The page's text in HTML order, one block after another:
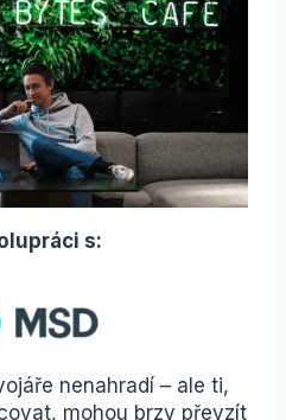
s:
nenahradí – ale ti,
mohou brzy převzít